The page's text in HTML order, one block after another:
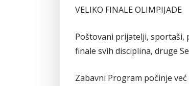
VELIKO FINALE OLIMPIJADE
Poštovani prijatelji, sportaši,
finale svih disciplina, druge
Zabavni Program počinje